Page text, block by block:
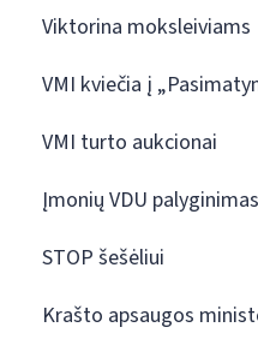
Viktorina moksleiviams
VMI kviečia į
VMI turto aukcionai
Įmonių VDU palyginimas
STOP šešėliui
Krašto apsaugos